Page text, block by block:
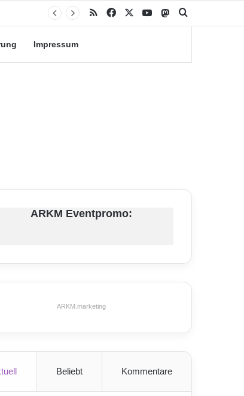
RSS Facebook YouTubeMastodon
Impressum
ARKM Eventpromo:
ARKM.marketing
Beliebt Kommentare